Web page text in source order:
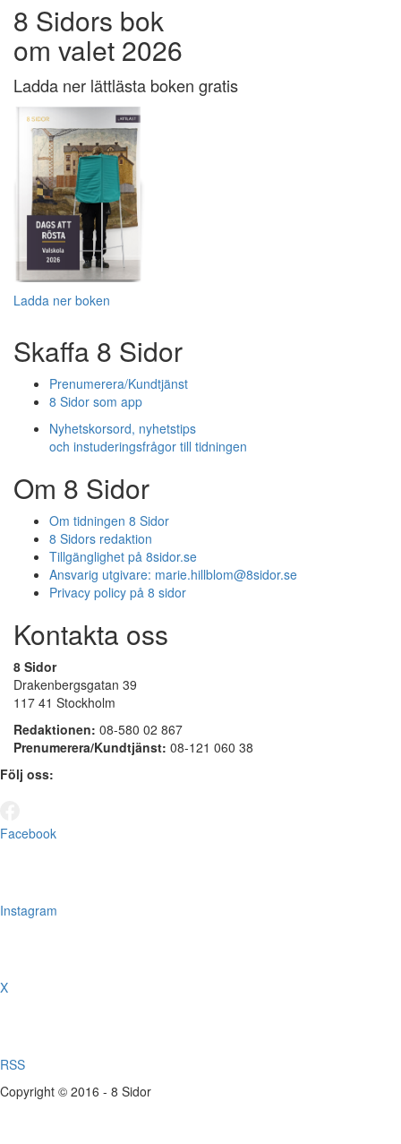
8 Sidors bok
om valet 2026
Ladda ner lättlästa boken gratis
Ladda ner boken
Skaffa 8 Sidor
Prenumerera/Kundtjänst
8 Sidor som app
Nyhetskorsord, nyhetstips
och instuderingsfrågor till tidningen
Om 8 Sidor
Om tidningen 8 Sidor
8 Sidors redaktion
Tillgänglighet på 8sidor.se
Ansvarig utgivare: marie.hillblom@8sidor.se
Privacy policy på 8 sidor
Kontakta oss
8 Sidor
Drakenbergsgatan 39
117 41 Stockholm
Redaktionen: 08-580 02 867
Prenumerera/Kundtjänst: 08-121 060 38
Följ oss:
Facebook
Instagram
X
RSS
Copyright © 2016 - 8 Sidor